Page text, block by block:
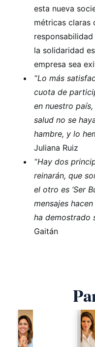
esta nueva
métricas claras
la solidaridad
empresa sea
“Lo más
cuota de
en nuestro
salud no se
hambre, y lo
Juliana Ruiz
“Hay dos
reinarán, que
el otro es ‘Ser
mensajes
ha demostrado
Gaitán